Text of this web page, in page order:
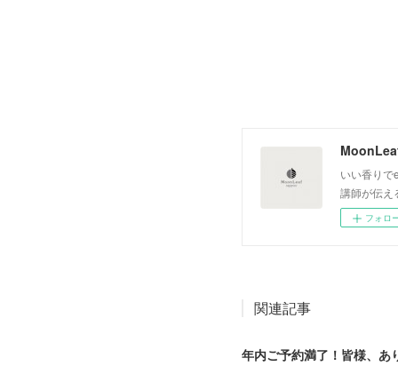
いい香り
講師が伝え
フォロ
関連記事
年内ご予約満了！皆様、あ